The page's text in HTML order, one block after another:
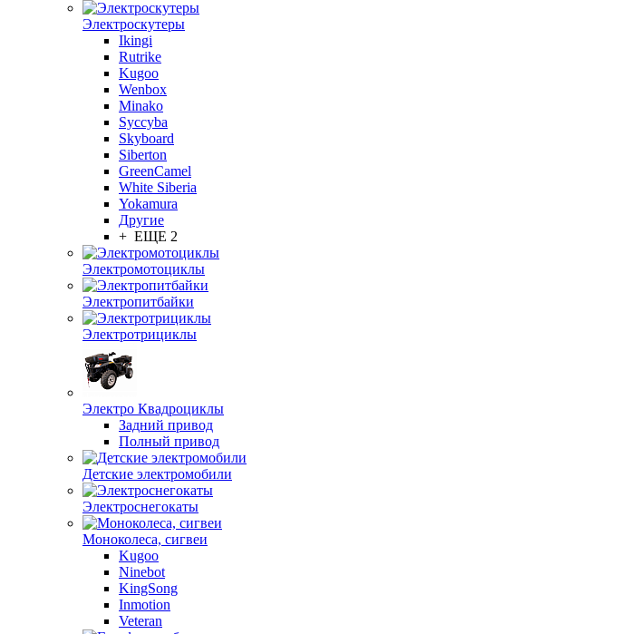
Электроскутеры
Ikingi
Rutrike
Kugoo
Wenbox
Minako
Syccyba
Skyboard
Siberton
GreenCamel
White Siberia
Yokamura
Другие
+ ЕЩЕ 2
Электромотоциклы
Электропитбайки
Электротрициклы
Электро Квадроциклы
Задний привод
Полный привод
Детские электромобили
Электроснегокаты
Моноколеса, сигвеи
Kugoo
Ninebot
KingSong
Inmotion
Veteran